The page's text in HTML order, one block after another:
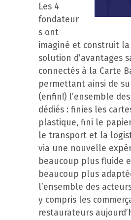
Les 4
fondateur
s ont
imaginé et construit la
solution d’avantages
connectés à la Carte
permettant ainsi de
(enfin!) l’ensemble
dédiés : finies les
plastique, fini le
le transport et la
via une nouvelle
beaucoup plus fluide
beaucoup plus
l’ensemble des
y compris les
restaurateurs